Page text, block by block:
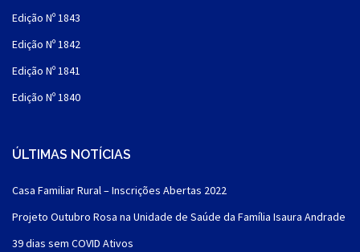
Edição Nº 1843
Edição Nº 1842
Edição Nº 1841
Edição Nº 1840
ÚLTIMAS NOTÍCIAS
Casa Familiar Rural – Inscrições Abertas 2022
Projeto Outubro Rosa na Unidade de Saúde da Família Isaura Andrade
39 dias sem COVID Ativos